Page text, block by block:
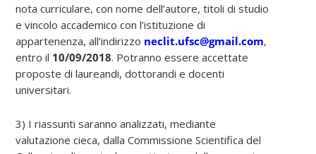
nota curriculare, con nome dell’autore, titoli di studio
e vincolo accademico con l’istituzione di
appartenenza, all’indirizzo neclit.ufsc@gmail.com,
entro il 10/09/2018. Potranno essere accettate
proposte di laureandi, dottorandi e docenti
universitari.
3) I riassunti saranno analizzati, mediante
valutazione cieca, dalla Commissione Scientifica del